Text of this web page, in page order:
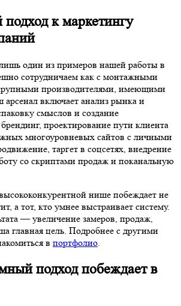
к маркетингу
один из примеров нашей работы в
сотрудничаем как с монтажными
производителями, имеющими
арсенал включает анализ рынка и
смыслов и создание
проектирование пути клиента
многоуровневых сайтов с личными
таргет в соцсетях, внедрение
со скриптами продаж и поканальную
нише побеждает не
а тот, кто умнее выстраивает систему.
— увеличение замеров, продаж,
главная цель. Подробнее с другими
в портфолио.
подход побеждает в